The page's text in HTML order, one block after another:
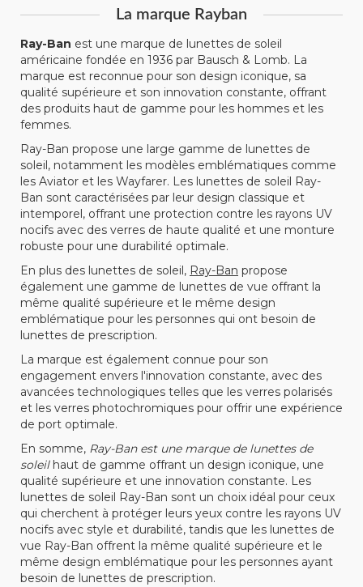
La marque Rayban
Ray-Ban est une marque de lunettes de soleil
américaine fondée en 1936 par Bausch & Lomb. La
marque est reconnue pour son design iconique, sa
qualité supérieure et son innovation constante, offrant
des produits haut de gamme pour les hommes et les
femmes.
Ray-Ban propose une large gamme de lunettes de
soleil, notamment les modèles emblématiques comme
les Aviator et les Wayfarer. Les lunettes de soleil Ray-
Ban sont caractérisées par leur design classique et
intemporel, offrant une protection contre les rayons UV
nocifs avec des verres de haute qualité et une monture
robuste pour une durabilité optimale.
En plus des lunettes de soleil, Ray-Ban propose
également une gamme de lunettes de vue offrant la
même qualité supérieure et le même design
emblématique pour les personnes qui ont besoin de
lunettes de prescription.
La marque est également connue pour son
engagement envers l'innovation constante, avec des
avancées technologiques telles que les verres polarisés
et les verres photochromiques pour offrir une expérience
de port optimale.
En somme, Ray-Ban est une marque de lunettes de
soleilhaut de gamme offrant un design iconique, une
qualité supérieure et une innovation constante. Les
lunettes de soleil Ray-Ban sont un choix idéal pour ceux
qui cherchent à protéger leurs yeux contre les rayons UV
nocifs avec style et durabilité, tandis que les lunettes de
vue Ray-Ban offrent la même qualité supérieure et le
même design emblématique pour les personnes ayant
besoin de lunettes de prescription.